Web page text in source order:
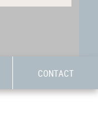
CONTACT